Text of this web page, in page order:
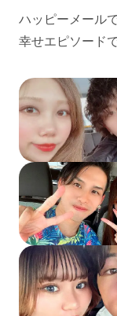
ハッピーメール
幸せエピソードで